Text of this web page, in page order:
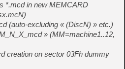
*.mcd in new MEMCARD
(auto-excluding « (DiscN) » etc.)
» (MM=machine1..12,
creation on sector 03Fh dummy